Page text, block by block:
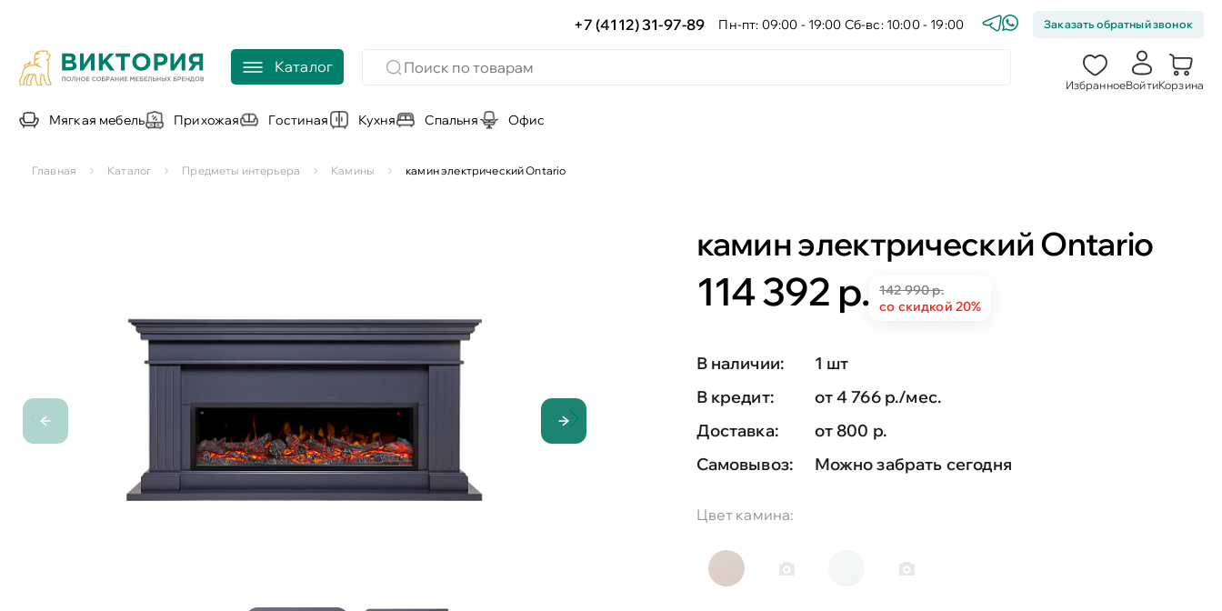
+7 (4112) 31-97-89 Пн-пт: 09:00 - 19:00 Сб-вс: 10:00 - 19:00 Заказать обратный звонок
Каталог
ИзбранноеВойтиКорзина
Мягкая мебель Прихожая Гостиная Кухня Спальня Офис
Главная Каталог Предметы интерьера Камины камин электрический Ontario
камин электрический Ontario
114 392 р.
142 990 р.
со скидкой 20%
В наличии:
1 шт
В кредит:
от 4 766 р./мес.
Доставка:
от 800 р.
Самовывоз:
Можно забрать сегодня
Цвет камина: